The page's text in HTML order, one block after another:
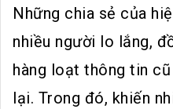
Những chia sẻ của
nhiều người lo lắng,
hàng loạt thông tin
lại. Trong đó, khiến